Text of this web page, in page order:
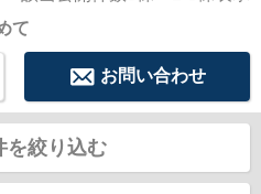
て
お問い合わせ
を絞り込む